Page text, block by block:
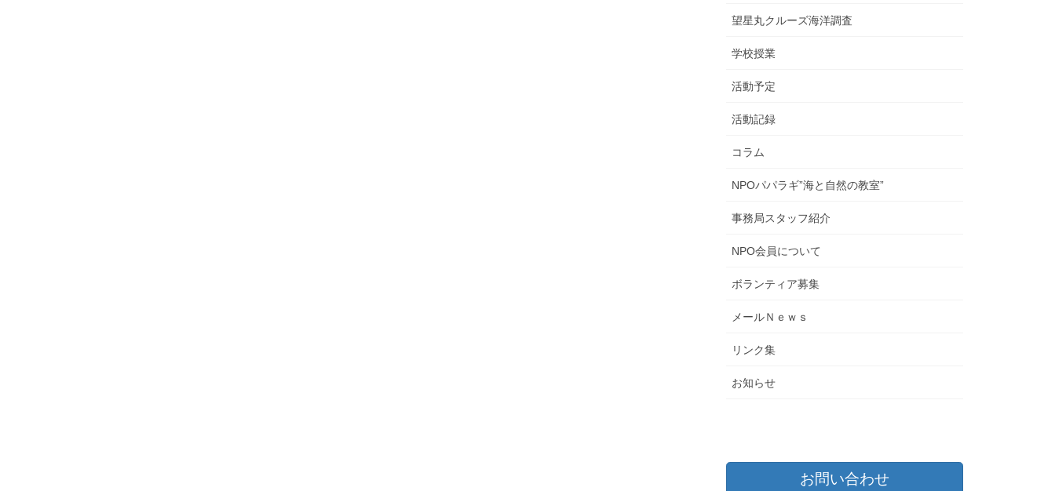
望星丸クルーズ海洋調査
学校授業
活動予定
活動記録
コラム
NPOパパラギ”海と自然の教室”
事務局スタッフ紹介
NPO会員について
ボランティア募集
メールＮｅｗｓ
リンク集
お知らせ
お問い合わせ